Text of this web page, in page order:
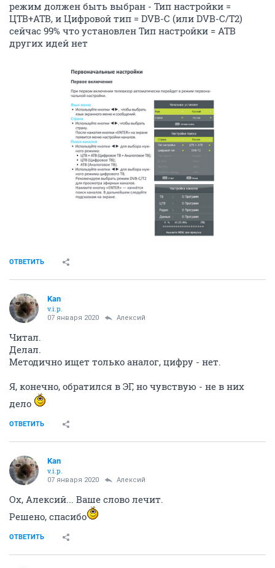
режим должен быть выбран - Тип настройки =
ЦТВ+АТВ, и Цифровой тип = DVB-C (или DVB-C/T2)
сейчас 99% что установлен Тип настройки = АТВ
других идей нет
ОТВЕТИТЬ
Kan
v.i.p.
07 января 2020 Алексий
Читал.
Делал.
Методично ищет только аналог, цифру - нет.
Я, конечно, обратился в ЭГ, но чувствую - не в них
дело
ОТВЕТИТЬ
Kan
v.i.p.
07 января 2020 Алексий
Ох, Алексий... Ваше слово лечит.
Решено, спасибо
ОТВЕТИТЬ